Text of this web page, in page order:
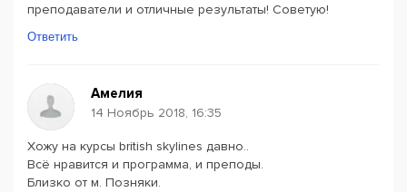
преподаватели и отличные результаты! Советую!
Ответить
Амелия
14 Ноябрь 2018, 16:35
Хожу на курсы british skylines давно..
Всё нравится и программа, и преподы.
Близко от м. Позняки.